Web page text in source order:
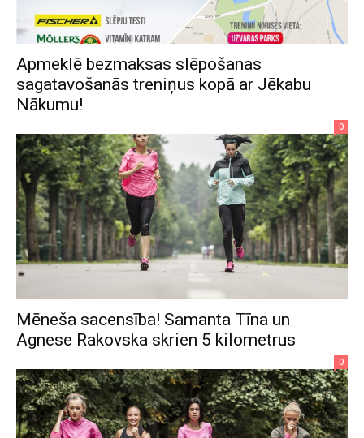
Apmeklē bezmaksas slēpošanas
sagatavošanās treniņus kopā ar Jēkabu
Nākumu!
0
Mēneša sacensība! Samanta Tīna un
Agnese Rakovska skrien 5 kilometrus
0